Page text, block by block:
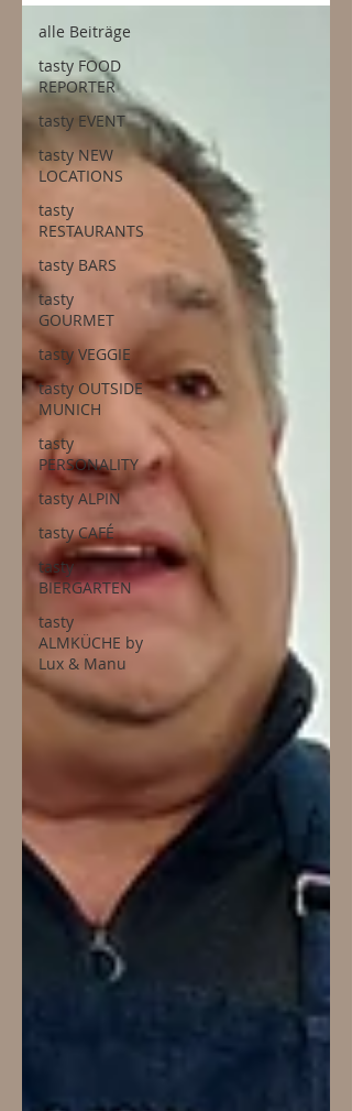
alle Beiträge
tasty FOOD
REPORTER
tasty EVENT
tasty NEW
LOCATIONS
tasty
RESTAURANTS
tasty BARS
tasty
GOURMET
tasty VEGGIE
tasty OUTSIDE
MUNICH
tasty
PERSONALITY
tasty ALPIN
tasty CAFÉ
tasty
BIERGARTEN
tasty
ALMKÜCHE by
Lux & Manu